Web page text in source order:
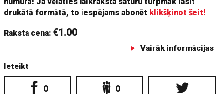
drukātā formātā, to iespējams abonēt klikšķinot šeit!
Raksta cena:€1.00
Vairāk informācijas
Ieteikt
0 0